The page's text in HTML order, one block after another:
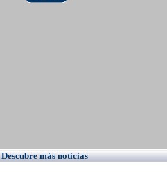
Descubre más noticias